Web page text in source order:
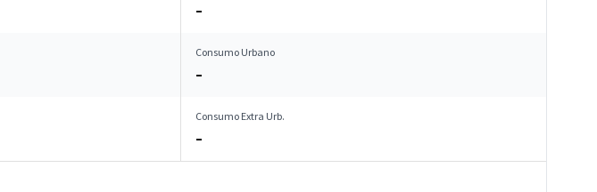
–
Consumo Urbano
–
Consumo Extra Urb.
–